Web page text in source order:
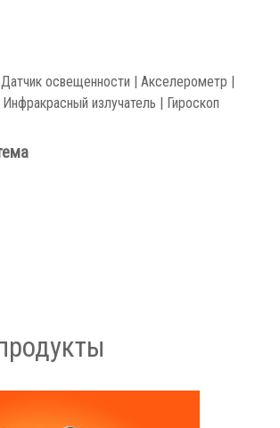
освещенности | Акселерометр |
излучатель | Гироскоп